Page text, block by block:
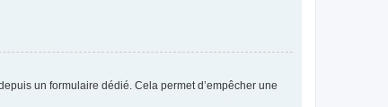
un formulaire dédié. Cela permet d’empêcher une